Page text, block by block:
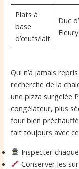
Plats à
base
d’œufs/lait
Duc
Qui n’a jamais
recherche de la
une pizza surgelée
congélateur, plus
four bien
fait toujours avec
Inspecter
Conserver les